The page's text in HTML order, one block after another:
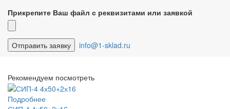
Прикрепите Ваш файл с реквизитами или заявкой
info@1-sklad.ru
Рекомендуем посмотреть
Подробнее